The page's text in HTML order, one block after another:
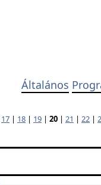
Általános
17 | 18 | 19 | 20 | 21 | 22 |